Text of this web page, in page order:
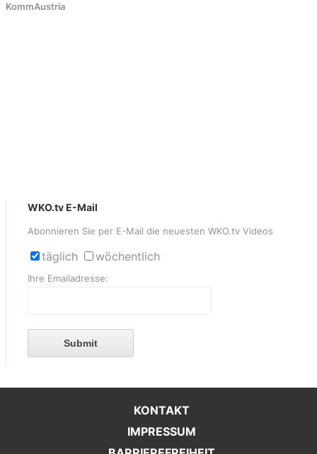
KommAustria
WKO.tv E-Mail
Abonnieren Sie per E-Mail die neuesten WKO.tv Videos
täglich wöchentlich
Ihre Emailadresse:
Submit
KONTAKT
IMPRESSUM